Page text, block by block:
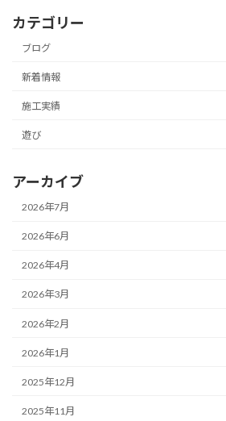
カテゴリー
ブログ
新着情報
施工実績
遊び
アーカイブ
2026年7月
2026年6月
2026年4月
2026年3月
2026年2月
2026年1月
2025年12月
2025年11月